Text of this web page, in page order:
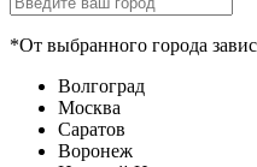
*От выбранного города
Волгоград
Москва
Саратов
Воронеж